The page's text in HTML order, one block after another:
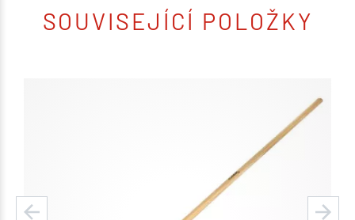
SOUVISEJÍCÍ POLOŽKY